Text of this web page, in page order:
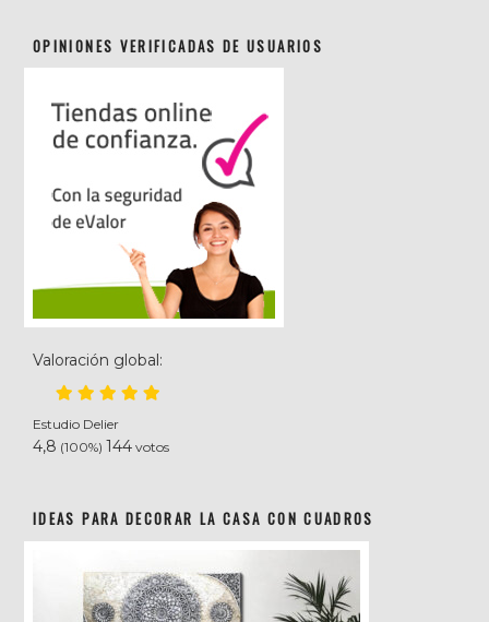
OPINIONES VERIFICADAS DE USUARIOS
Valoración global:
Estudio Delier
4,8 (100%) 144 votos
IDEAS PARA DECORAR LA CASA CON CUADROS